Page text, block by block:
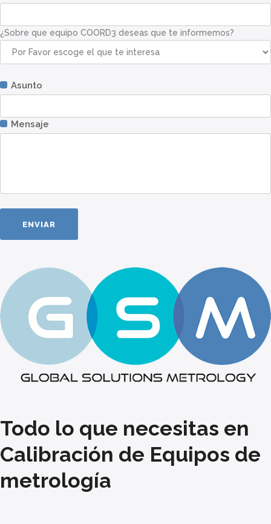
¿Sobre que equipo COORD3 deseas que te informemos?
Asunto
Mensaje
Todo lo que necesitas en
Calibración de Equipos de
metrología